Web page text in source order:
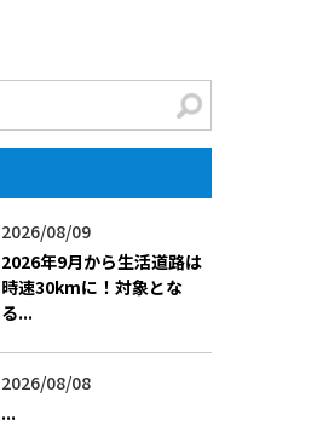
2026/08/09
2026年9月から生活道路は
時速30kmに！対象とな
る...
2026/08/08
​...